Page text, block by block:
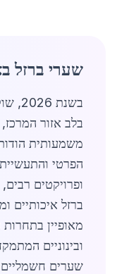
שערי ברזל
בלב אזור
משמעותית
הפרטי
ופרויקטים
ברזל איכותיים
מאופיין בתחרות
ובינוניים
שערים